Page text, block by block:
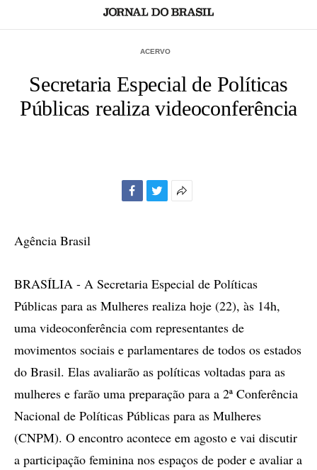
ACERVO
Secretaria Especial de Políticas
Públicas realiza videoconferência
Agência Brasil
BRASÍLIA - A Secretaria Especial de Políticas
Públicas para as Mulheres realiza hoje (22), às 14h,
uma videoconferência com representantes de
movimentos sociais e parlamentares de todos os estados
do Brasil. Elas avaliarão as políticas voltadas para as
mulheres e farão uma preparação para a 2ª Conferência
Nacional de Políticas Públicas para as Mulheres
(CNPM). O encontro acontece em agosto e vai discutir
a participação feminina nos espaços de poder e avaliar a